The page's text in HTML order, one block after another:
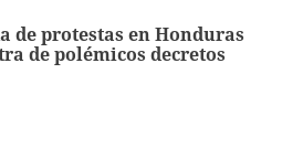
de protestas en Honduras
de polémicos decretos